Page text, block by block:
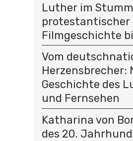
Luther im
protestantischer
Filmgeschichte
Vom
Geschichte des
und Fernsehen
Katharina von
des 20.